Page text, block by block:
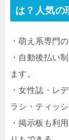
は？人気の
・萌え系専門
・自動後払い
ます。
・女性誌・レ
ラシ・ティッ
・掲示板も利